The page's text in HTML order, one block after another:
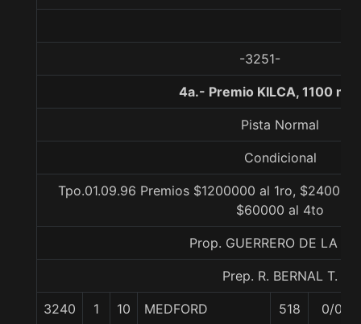
-3251-
4a.- Premio KILCA, 1100
Pista Normal
Condicional
Tpo.01.09.96 Premios $1200000 al 1ro,
$60000 al 4to
Prop. GUERRERO DE LA
Prep. R. BERNAL T.
3240 1 10 MEDFORD 518 0/0